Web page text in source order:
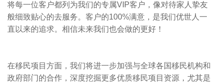
将每一位客户都列为我们的专属VIP客户，像对待家人挚友
般细致贴心的去服务。客户的100%满意，是我们优世人一
直以来的追求。相信未来我们也会做的更好！
在移民项目方面，我们将进一步加强与全球各国移民机构和
政府部门的合作，深度挖掘更多优质移民项目资源，尤其是